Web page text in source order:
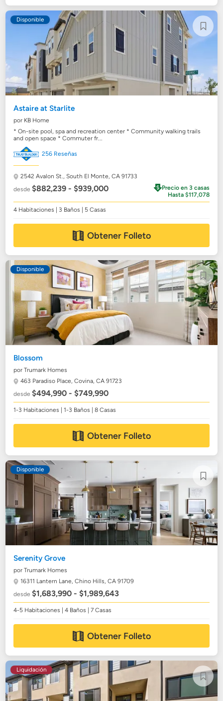
Disponible
Astaire at Starlite
por KB Home
* On-site pool, spa and recreation center * Community walking trails
and open space * Commuter fr...
256 Reseñas
2542 Avalon St.,South El Monte, CA 91733
desde$882,239 - $939,000
Precio en 3 casas
Hasta $117,078
4 Habitaciones | 3 Baños | 5 Casas
Obtener Folleto
Disponible
Blossom
por Trumark Homes
463 Paradiso Place,Covina, CA 91723
desde$494,990 - $749,990
1-3 Habitaciones | 1-3 Baños | 8 Casas
Obtener Folleto
Disponible
Serenity Grove
por Trumark Homes
16311 Lantern Lane,Chino Hills, CA 91709
desde$1,683,990 - $1,989,643
4-5 Habitaciones | 4 Baños | 7 Casas
Obtener Folleto
Liquidación